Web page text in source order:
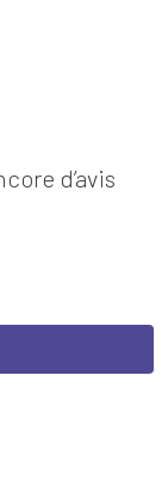
d’avis